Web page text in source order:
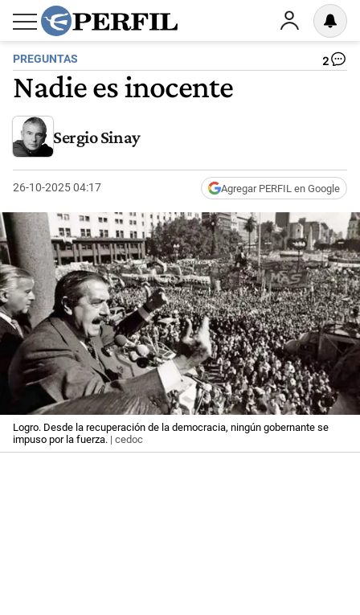
PREGUNTAS 2
Nadie es inocente
Sergio Sinay
26-10-2025 04:17 Agregar PERFIL en Google
Logro. Desde la recuperación de la democracia, ningún gobernante se
impuso por la fuerza. | cedoc